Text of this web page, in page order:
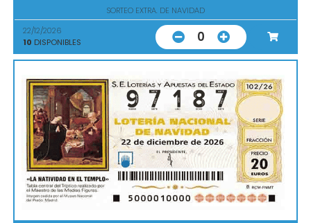
SORTEO EXTRA. DE NAVIDAD
22/12/2026
10 DISPONIBLES 0